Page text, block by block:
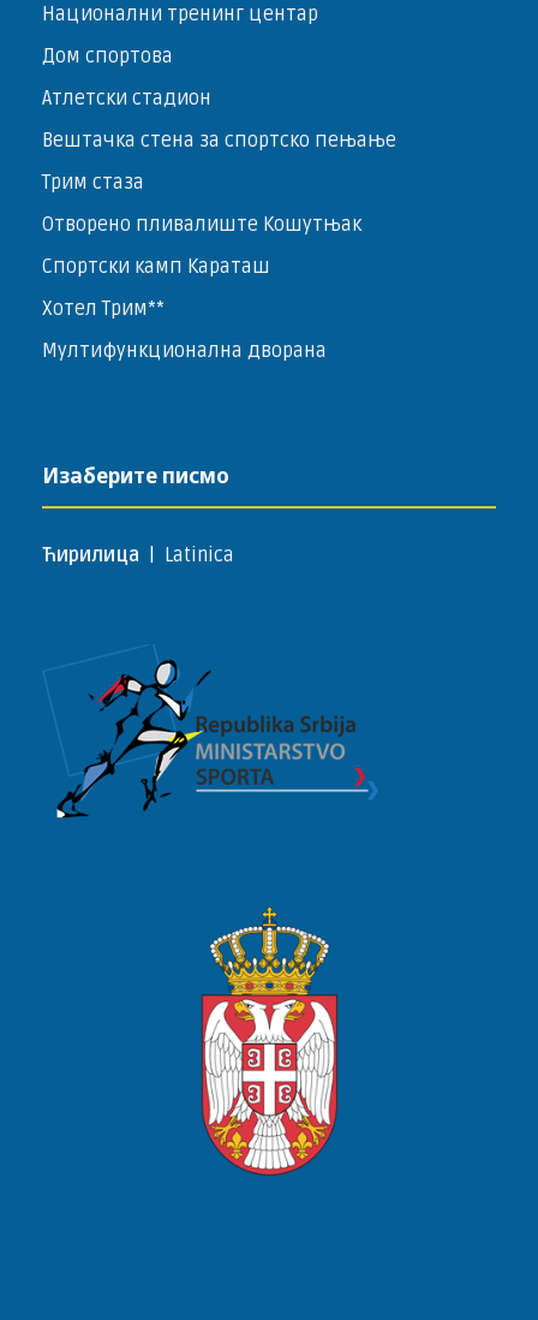
Национални тренинг центар
Дом спортова
Атлетски стадион
Вештачка стена за спортско пењање
Трим стаза
Отворено пливалиште Кошутњак
Спортски камп Караташ
Хотел Трим**
Мултифункционална дворана
Изаберите писмо
Ћирилица Latinica